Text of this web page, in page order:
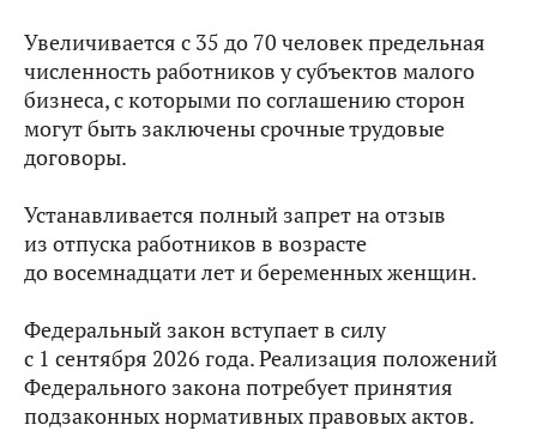
Увеличивается с 35 до 70 человек предельная
численность работников у субъектов малого
бизнеса, с которыми по соглашению сторон
могут быть заключены срочные трудовые
договоры.
Устанавливается полный запрет на отзыв
из отпуска работников в возрасте
до восемнадцати лет и беременных женщин.
Федеральный закон вступает в силу
с 1 сентября 2026 года. Реализация положений
Федерального закона потребует принятия
подзаконных нормативных правовых актов.